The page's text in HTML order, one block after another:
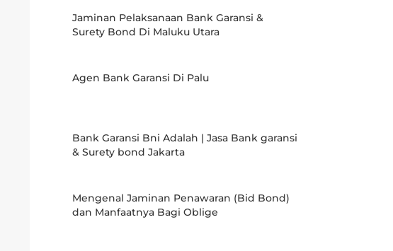
Jaminan Pelaksanaan Bank Garansi &
Surety Bond Di Maluku Utara
Agen Bank Garansi Di Palu
Bank Garansi Bni Adalah | Jasa Bank garansi
& Surety bond Jakarta
Mengenal Jaminan Penawaran (Bid Bond)
dan Manfaatnya Bagi Oblige